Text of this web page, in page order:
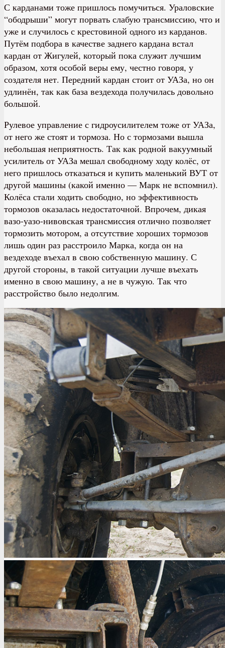
С карданами тоже пришлось помучиться. Ураловские
“ободрыши” могут порвать слабую трансмиссию, что и
уже и случилось с крестовиной одного из карданов.
Путём подбора в качестве заднего кардана встал
кардан от Жигулей, который пока служит лучшим
образом, хотя особой веры ему, честно говоря, у
создателя нет. Передний кардан стоит от УАЗа, но он
удлинён, так как база вездехода получилась довольно
большой.
Рулевое управление с гидроусилителем тоже от УАЗа,
от него же стоят и тормоза. Но с тормозами вышла
небольшая неприятность. Так как родной вакуумный
усилитель от УАЗа мешал свободному ходу колёс, от
него пришлось отказаться и купить маленький ВУТ от
другой машины (какой именно — Марк не вспомнил).
Колёса стали ходить свободно, но эффективность
тормозов оказалась недостаточной. Впрочем, дикая
вазо-уазо-нивовская трансмиссия отлично позволяет
тормозить мотором, а отсутствие хороших тормозов
лишь один раз расстроило Марка, когда он на
вездеходе въехал в свою собственную машину. С
другой стороны, в такой ситуации лучше въехать
именно в свою машину, а не в чужую. Так что
расстройство было недолгим.